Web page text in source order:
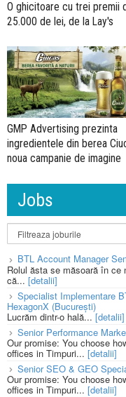
O ghicitoare cu trei premii
25.000 de lei, de la Lay's
GMP Advertising prezinta
ingredientele din berea
noua campanie de imagine
Jobs
BTL Account Manager
Rolul ăsta se măsoară în ce
că... [detalii]
Specialist Implementare
HexagonX (București)
Lucrăm dintr-o hală...[detalii]
Senior Performance
Our promise: You choose
offices in Timpuri... [detalii]
Senior SEO & GEO
Our promise: You choose
offices in Timpuri... [detalii]